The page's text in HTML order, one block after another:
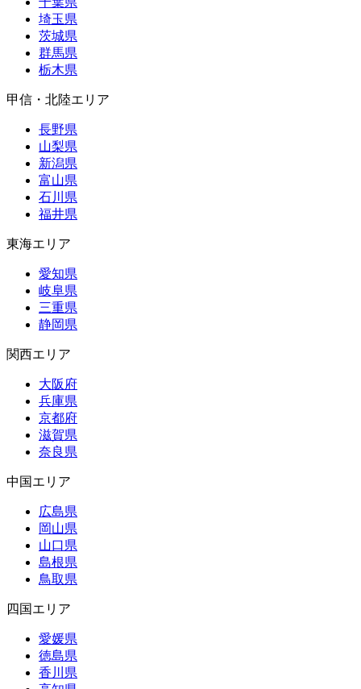
埼玉県
茨城県
群馬県
栃木県
甲信・北陸エリア
長野県
山梨県
新潟県
富山県
石川県
福井県
東海エリア
愛知県
岐阜県
三重県
静岡県
関西エリア
大阪府
兵庫県
京都府
滋賀県
奈良県
中国エリア
広島県
岡山県
山口県
島根県
鳥取県
四国エリア
愛媛県
徳島県
香川県